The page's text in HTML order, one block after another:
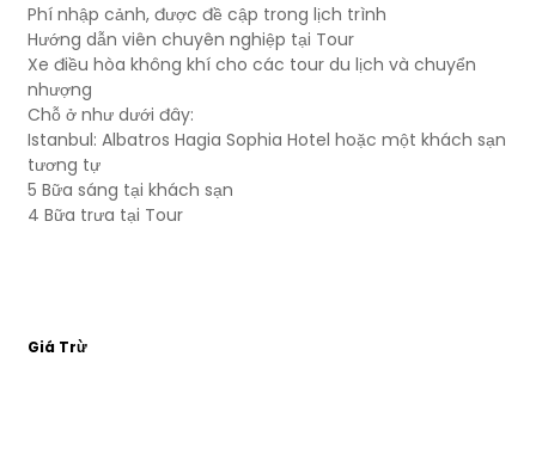
Phí nhập cảnh, được đề cập trong lịch trình
Hướng dẫn viên chuyên nghiệp tại Tour
Xe điều hòa không khí cho các tour du lịch và chuyển
nhượng
Chỗ ở như dưới đây:
Istanbul: Albatros Hagia Sophia Hotel hoặc một khách sạn
tương tự
5 Bữa sáng tại khách sạn
4 Bữa trưa tại Tour
Giá Trừ